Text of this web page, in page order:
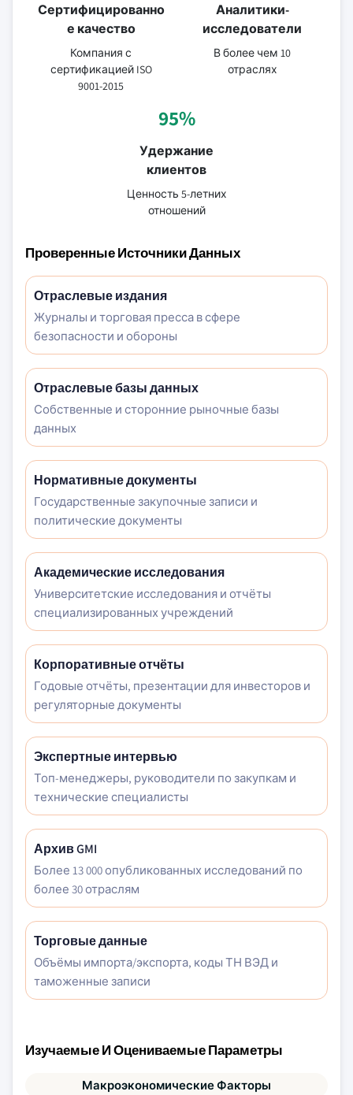
Сертифицированно
е качество
Компания с
сертификацией ISO
9001-2015
Аналитики-
исследователи
В более чем 10
отраслях
95%
Удержание
клиентов
Ценность 5-летних
отношений
Проверенные Источники Данных
Отраслевые издания
Журналы и торговая пресса в сфере
безопасности и обороны
Отраслевые базы данных
Собственные и сторонние рыночные базы
данных
Нормативные документы
Государственные закупочные записи и
политические документы
Академические исследования
Университетские исследования и отчёты
специализированных учреждений
Корпоративные отчёты
Годовые отчёты, презентации для инвесторов и
регуляторные документы
Экспертные интервью
Топ-менеджеры, руководители по закупкам и
технические специалисты
Архив GMI
Более 13 000 опубликованных исследований по
более 30 отраслям
Торговые данные
Объёмы импорта/экспорта, коды ТН ВЭД и
таможенные записи
Изучаемые И Оцениваемые Параметры
Макроэкономические Факторы